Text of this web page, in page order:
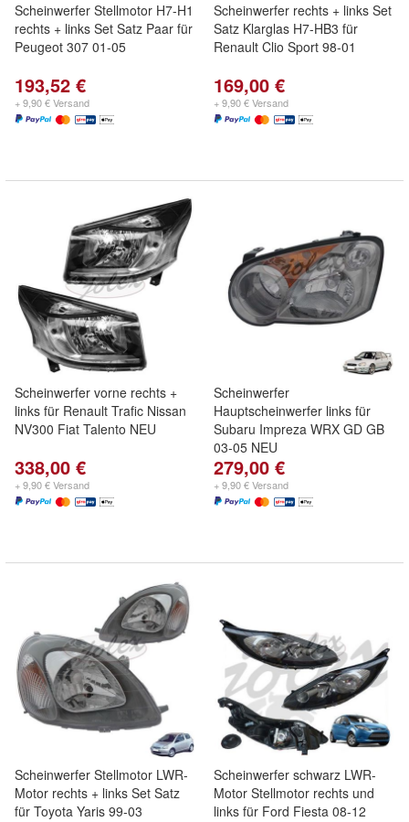
Scheinwerfer Stellmotor H7-H1
rechts + links Set Satz Paar für
Peugeot 307 01-05
193,52 €
+ 9,90 € Versand
Scheinwerfer rechts + links Set
Satz Klarglas H7-HB3 für
Renault Clio Sport 98-01
169,00 €
+ 9,90 € Versand
Scheinwerfer vorne rechts +
links für Renault Trafic Nissan
NV300 Fiat Talento NEU
338,00 €
+ 9,90 € Versand
Scheinwerfer
Hauptscheinwerfer links für
Subaru Impreza WRX GD GB
03-05 NEU
279,00 €
+ 9,90 € Versand
Scheinwerfer Stellmotor LWR-
Motor rechts + links Set Satz
für Toyota Yaris 99-03
Scheinwerfer schwarz LWR-
Motor Stellmotor rechts und
links für Ford Fiesta 08-12